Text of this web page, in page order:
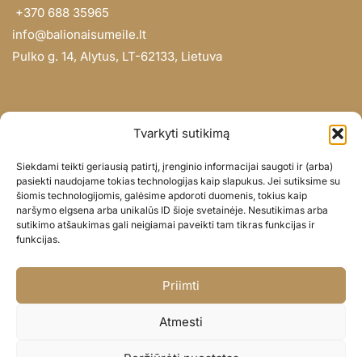
Tvarkyti sutikimą
Siekdami teikti geriausią patirtį, įrenginio informacijai saugoti ir (arba)
pasiekti naudojame tokias technologijas kaip slapukus. Jei sutiksime su
šiomis technologijomis, galėsime apdoroti duomenis, tokius kaip
naršymo elgsena arba unikalūs ID šioje svetainėje. Nesutikimas arba
sutikimo atšaukimas gali neigiamai paveikti tam tikras funkcijas ir
funkcijas.
Priimti
Atmesti
+370 688 35965
info@balionaisumeile.lt
Pulko g. 14, Alytus, LT-62133, Lietuva
Didmena
Darbų portfolio
Privatumo politika
Parduotuvės politika